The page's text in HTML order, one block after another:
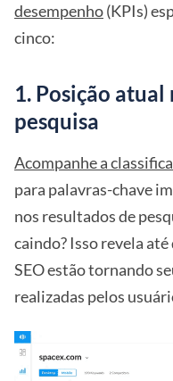
desempenho(KPIs)
cinco:
1. Posição
pesquisa
Acompanhe a
para palavras-chave
nos resultados de
caindo? Isso revela
SEO estão tornando
realizadas pelos